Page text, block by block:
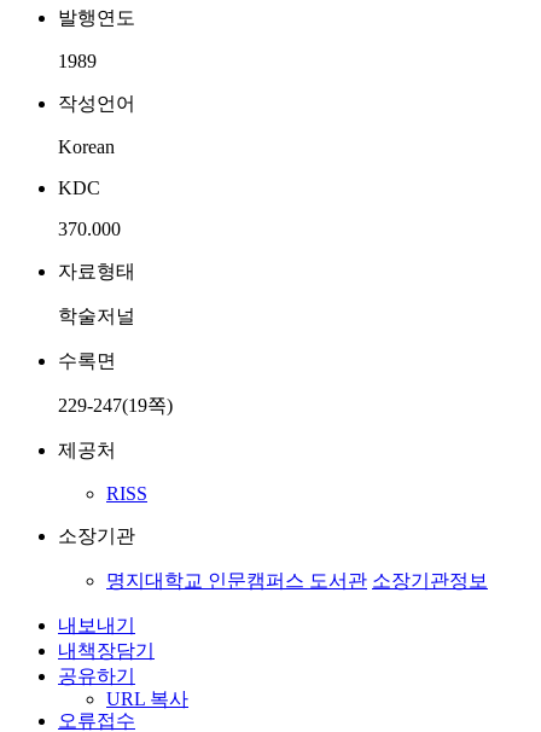
발행연도
1989
작성언어
Korean
KDC
370.000
자료형태
학술저널
수록면
229-247(19쪽)
제공처
RISS
소장기관
명지대학교 인문캠퍼스 도서관 소장기관정보
내보내기
내책장담기
공유하기
URL 복사
오류접수